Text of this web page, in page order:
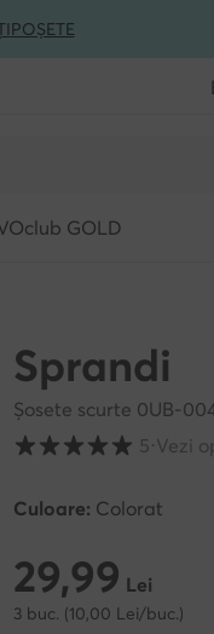
POȘETE
GOLD
Sprandi
Șosete scurte 0UB-
Evaluarea clienților pe
5⋅Vezi
Culoare: Colorat
29,99 Lei
29,99 Lei
3 buc. (10,00 Lei/buc.)